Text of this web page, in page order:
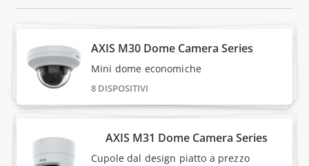
AXIS M30 Dome Camera Series
8 DISPOSITIVI
Mini dome economiche
AXIS M31 Dome Camera Series
Cupole dal design piatto a prezzo